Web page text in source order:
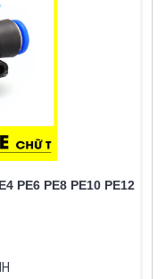
PE6 PE8 PE10 PE12